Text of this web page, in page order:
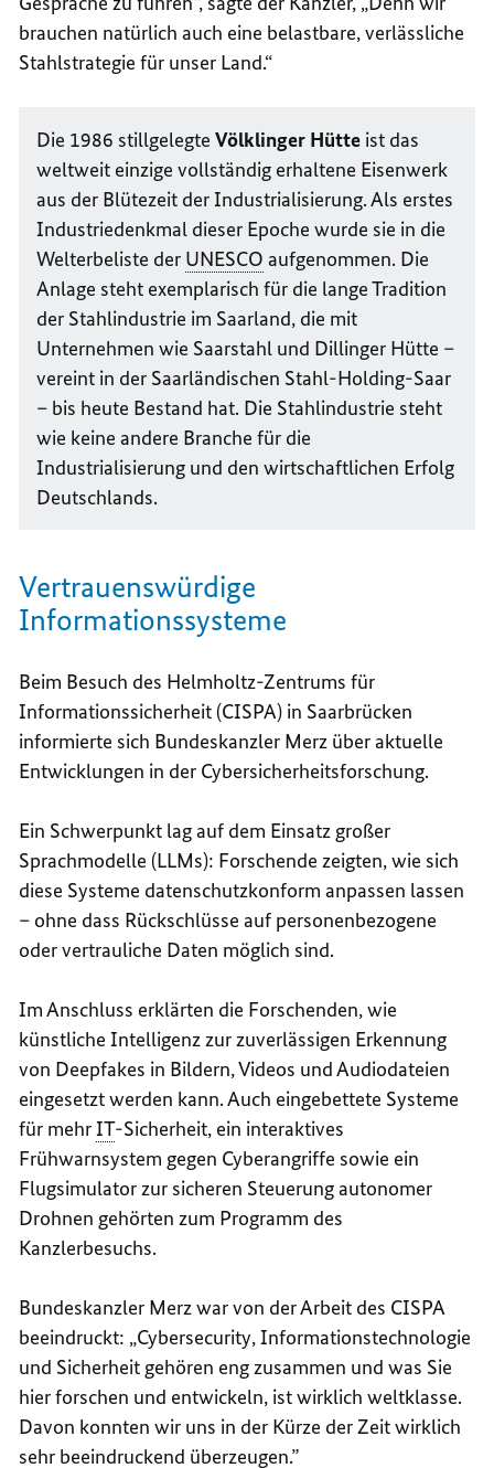
brauchen natürlich auch eine belastbare, verlässliche
Stahlstrategie für unser Land.“
Die 1986 stillgelegteVölklinger Hütte ist das
weltweit einzige vollständig erhaltene Eisenwerk
aus der Blütezeit der Industrialisierung. Als erstes
Industriedenkmal dieser Epoche wurde sie in die
Welterbeliste der UNESCO aufgenommen. Die
Anlage steht exemplarisch für die lange Tradition
der Stahlindustrie im Saarland, die mit
Unternehmen wie Saarstahl und Dillinger Hütte –
vereint in der Saarländischen Stahl-Holding-Saar
– bis heute Bestand hat. Die Stahlindustrie steht
wie keine andere Branche für die
Industrialisierung und den wirtschaftlichen Erfolg
Deutschlands.
Vertrauenswürdige
Informationssysteme
Beim Besuch des Helmholtz-Zentrums für
Informationssicherheit (CISPA) in Saarbrücken
informierte sich Bundeskanzler Merz über aktuelle
Entwicklungen in der Cybersicherheitsforschung.
Ein Schwerpunkt lag auf dem Einsatz großer
Sprachmodelle (LLMs): Forschende zeigten, wie sich
diese Systeme datenschutzkonform anpassen lassen
– ohne dass Rückschlüsse auf personenbezogene
oder vertrauliche Daten möglich sind.
Im Anschluss erklärten die Forschenden, wie
künstliche Intelligenz zur zuverlässigen Erkennung
von Deepfakes in Bildern, Videos und Audiodateien
eingesetzt werden kann. Auch eingebettete Systeme
für mehrIT-Sicherheit, ein interaktives
Frühwarnsystem gegen Cyberangriffe sowie ein
Flugsimulator zur sicheren Steuerung autonomer
Drohnen gehörten zum Programm des
Kanzlerbesuchs.
Bundeskanzler Merz war von der Arbeit des CISPA
beeindruckt: „Cybersecurity, Informationstechnologie
und Sicherheit gehören eng zusammen und was Sie
hier forschen und entwickeln, ist wirklich weltklasse.
Davon konnten wir uns in der Kürze der Zeit wirklich
sehr beeindruckend überzeugen.”